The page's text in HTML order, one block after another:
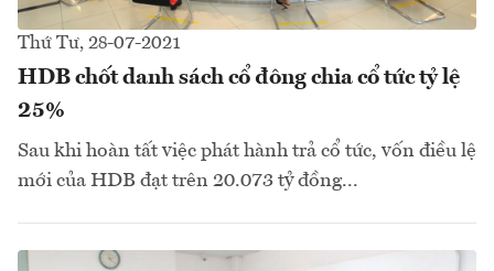
Thứ Tư, 28-07-2021
HDB chốt danh sách cổ đông chia cổ tức tỷ lệ
25%
Sau khi hoàn tất việc phát hành trả cổ tức, vốn điều lệ
mới của HDB đạt trên 20.073 tỷ đồng...